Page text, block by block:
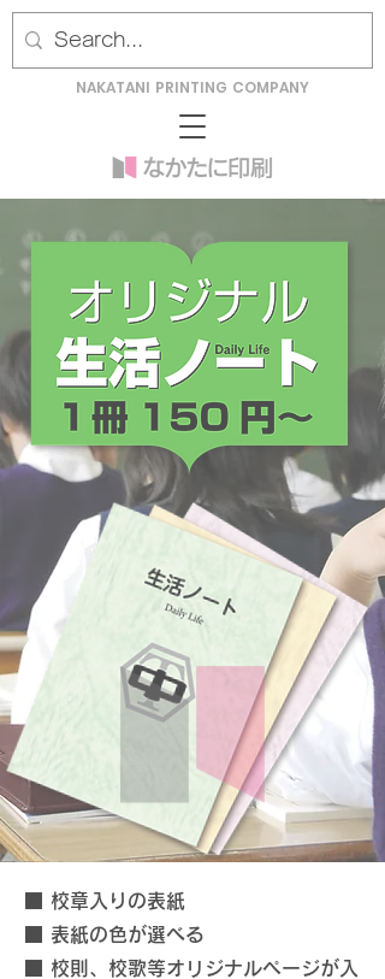
NAKATANI PRINTING COMPANY
■ 校章入りの表紙
■ 表紙の色が選べる
■ 校則、校歌等オリジナルページが入